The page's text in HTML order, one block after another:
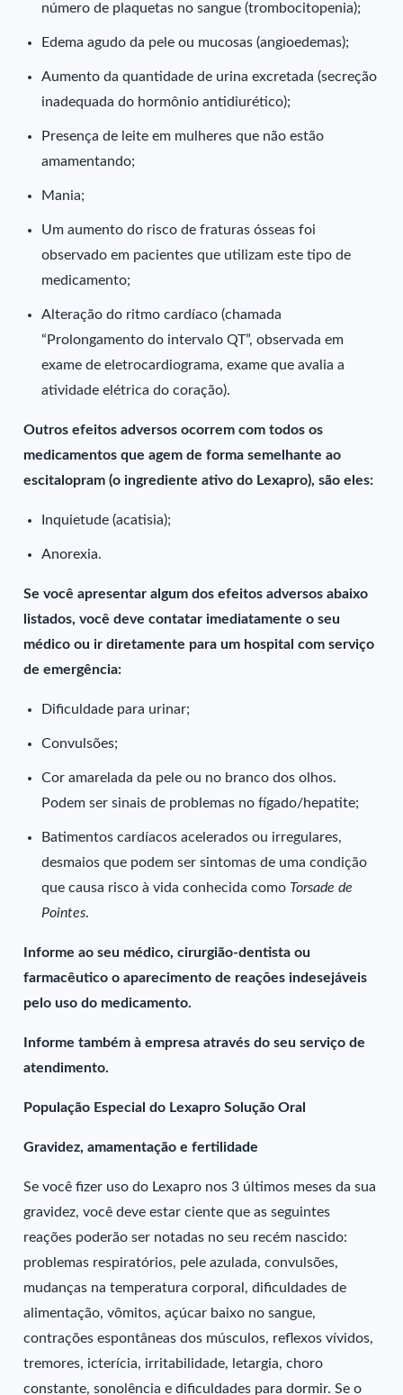
número de plaquetas no sangue (trombocitopenia);
Edema agudo da pele ou mucosas (angioedemas);
Aumento da quantidade de urina excretada (secreção
inadequada do hormônio antidiurético);
Presença de leite em mulheres que não estão
amamentando;
Mania;
Um aumento do risco de fraturas ósseas foi
observado em pacientes que utilizam este tipo de
medicamento;
Alteração do ritmo cardíaco (chamada
“Prolongamento do intervalo QT”, observada em
exame de eletrocardiograma, exame que avalia a
atividade elétrica do coração).
Outros efeitos adversos ocorrem com todos os
medicamentos que agem de forma semelhante ao
escitalopram (o ingrediente ativo do Lexapro), são eles:
Inquietude (acatisia);
Anorexia.
Se você apresentar algum dos efeitos adversos abaixo
listados, você deve contatar imediatamente o seu
médico ou ir diretamente para um hospital com serviço
de emergência:
Dificuldade para urinar;
Convulsões;
Cor amarelada da pele ou no branco dos olhos.
Podem ser sinais de problemas no fígado/hepatite;
Batimentos cardíacos acelerados ou irregulares,
desmaios que podem ser sintomas de uma condição
que causa risco à vida conhecida como Torsade de
Pointes.
Informe ao seu médico, cirurgião-dentista ou
farmacêutico o aparecimento de reações indesejáveis
pelo uso do medicamento.
Informe também à empresa através do seu serviço de
atendimento.
População Especial do Lexapro Solução Oral
Gravidez, amamentação e fertilidade
Se você fizer uso do Lexapro nos 3 últimos meses da sua
gravidez, você deve estar ciente que as seguintes
reações poderão ser notadas no seu recém nascido:
problemas respiratórios, pele azulada, convulsões,
mudanças na temperatura corporal, dificuldades de
alimentação, vômitos, açúcar baixo no sangue,
contrações espontâneas dos músculos, reflexos vívidos,
tremores, icterícia, irritabilidade, letargia, choro
constante, sonolência e dificuldades para dormir. Se o